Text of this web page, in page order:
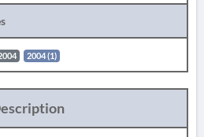
2004 (1)